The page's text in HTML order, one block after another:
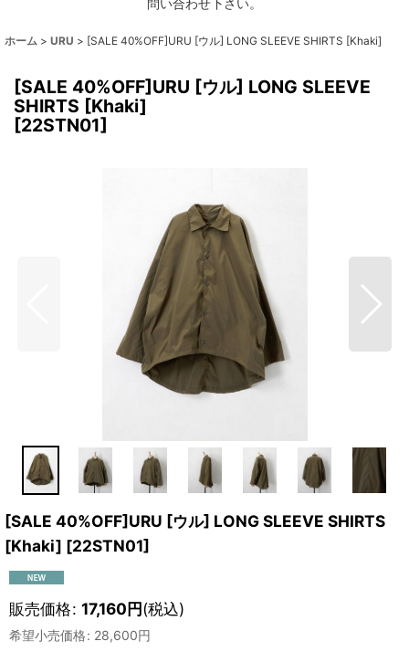
問い合わせ下さい。
ホーム > URU > [SALE 40%OFF]URU [ウル] LONG SLEEVE SHIRTS [Khaki]
[SALE 40%OFF]URU [ウル] LONG SLEEVE
SHIRTS [Khaki]
[22STN01]
[SALE 40%OFF]URU [ウル] LONG SLEEVE SHIRTS
[Khaki] [22STN01]
販売価格: 17,160円(税込)
希望小売価格: 28,600円